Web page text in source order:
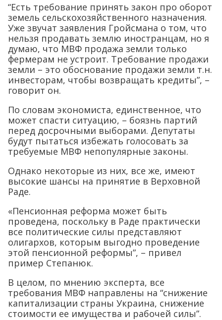
“Есть требование принять закон про оборот
земель сельскохозяйственного назначения.
Уже звучат заявления Гройсмана о том, что
нельзя продавать землю иностранцам, но я
думаю, что МВФ продажа земли только
фермерам не устроит. Требование продажи
земли – это обоснование продажи земли т.н.
инвесторам, чтобы возвращать кредиты”, –
говорит он.
По словам экономиста, единственное, что
может спасти ситуацию, – боязнь партий
перед досрочными выборами. Депутаты
будут пытаться избежать голосовать за
требуемые МВФ непопулярные законы.
Однако некоторые из них, все же, имеют
высокие шансы на принятие в Верховной
Раде.
«Пенсионная реформа может быть
проведена, поскольку в Раде практически
все политические силы представляют
олигархов, которым выгодно проведение
этой пенсионной реформы”, – привел
пример Степанюк.
В целом, по мнению эксперта, все
требования МВФ направлены на “снижение
капитализации страны Украина, снижение
стоимости ее имущества и рабочей силы”.